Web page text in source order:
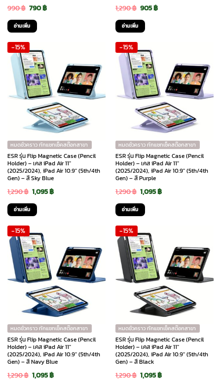
990฿ Original
price
was:
990 ฿.
790฿Current
อ่านเพิ่ม
1,290฿ Original
price
was:
1,290 ฿.
905฿Current
อ่านเพิ่ม
-15%
หมดชั่วคราว ทักแชทเช็คสต๊อกสาขา
ESR รุ่น Flip Magnetic Case (Pencil
Holder) – เคส iPad Air 11″
(2025/2024), iPad Air 10.9″ (5th/4th
Gen) – สี Sky Blue
1,290฿ Original
price
was:
1,290 ฿.
1,095฿Current
อ่านเพิ่ม
-15%
หมดชั่วคราว ทักแชทเช็คสต๊อกสาขา
ESR รุ่น Flip Magnetic Case (Pencil
Holder) – เคส iPad Air 11″
(2025/2024), iPad Air 10.9″ (5th/4th
Gen) – สี Purple
1,290฿ Original
price
was:
1,290 ฿.
1,095฿Current
อ่านเพิ่ม
-15%
หมดชั่วคราว ทักแชทเช็คสต๊อกสาขา
ESR รุ่น Flip Magnetic Case (Pencil
Holder) – เคส iPad Air 11″
(2025/2024), iPad Air 10.9″ (5th/4th
Gen) – สี Navy Blue
1,290฿ Original
1,095฿Current
-15%
หมดชั่วคราว ทักแชทเช็คสต๊อกสาขา
ESR รุ่น Flip Magnetic Case (Pencil
Holder) – เคส iPad Air 11″
(2025/2024), iPad Air 10.9″ (5th/4th
Gen) – สี Black
1,290฿ Original
1,095฿Current